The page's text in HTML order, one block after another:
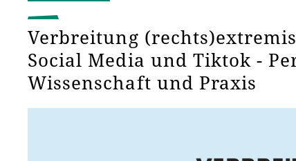
Verbreitung
Social Media und Tiktok -
Wissenschaft und Praxis